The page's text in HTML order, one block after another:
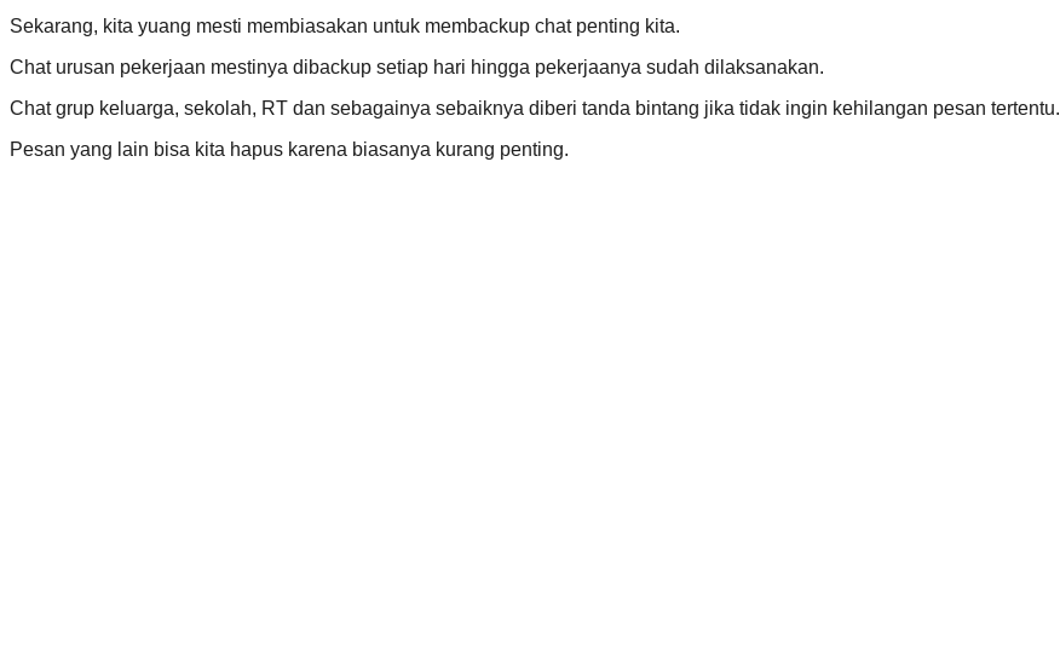
Sekarang, kita yuang mesti membiasakan untuk membackup chat penting kita.
Chat urusan pekerjaan mestinya dibackup setiap hari hingga pekerjaanya sudah dilaksanakan.
Chat grup keluarga, sekolah, RT dan sebagainya sebaiknya diberi tanda bintang jika tidak ingin kehilangan pesan tertentu.
Pesan yang lain bisa kita hapus karena biasanya kurang penting.